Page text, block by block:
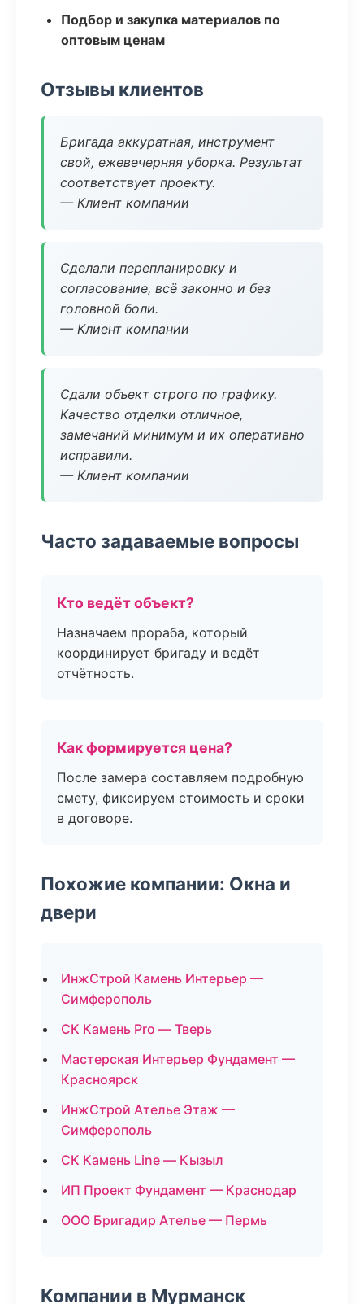
Подбор и закупка материалов по
оптовым ценам
Отзывы клиентов
Бригада аккуратная, инструмент
свой, ежевечерняя уборка. Результат
соответствует проекту.
— Клиент компании
Сделали перепланировку и
согласование, всё законно и без
головной боли.
— Клиент компании
Сдали объект строго по графику.
Качество отделки отличное,
замечаний минимум и их оперативно
исправили.
— Клиент компании
Часто задаваемые вопросы
Кто ведёт объект?
Назначаем прораба, который
координирует бригаду и ведёт
отчётность.
Как формируется цена?
После замера составляем подробную
смету, фиксируем стоимость и сроки
в договоре.
Похожие компании: Окна и
двери
ИнжСтрой Камень Интерьер —
Симферополь
СК Камень Pro — Тверь
Мастерская Интерьер Фундамент —
Красноярск
ИнжСтрой Ателье Этаж —
Симферополь
СК Камень Line — Кызыл
ИП Проект Фундамент — Краснодар
ООО Бригадир Ателье — Пермь
Компании в Мурманск